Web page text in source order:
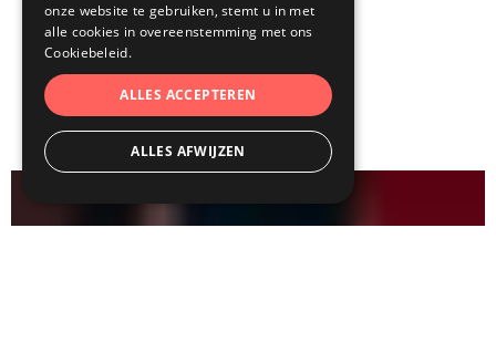
onze website te gebruiken, stemt u in met
alle cookies in overeenstemming met ons
Cookiebeleid.
ALLES ACCEPTEREN
ALLES AFWIJZEN